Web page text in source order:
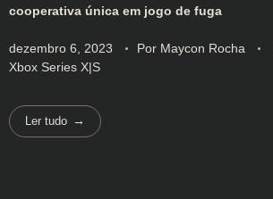
cooperativa única em jogo de fuga
dezembro 6, 2023 Por Maycon Rocha
Xbox Series X|S
Ler tudo